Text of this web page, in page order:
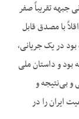
جبهه تقریباً صفر
با مصدق قابل
در یک جریانی،
و داستان ملی
و بی‌نتیجه و
ایران را در